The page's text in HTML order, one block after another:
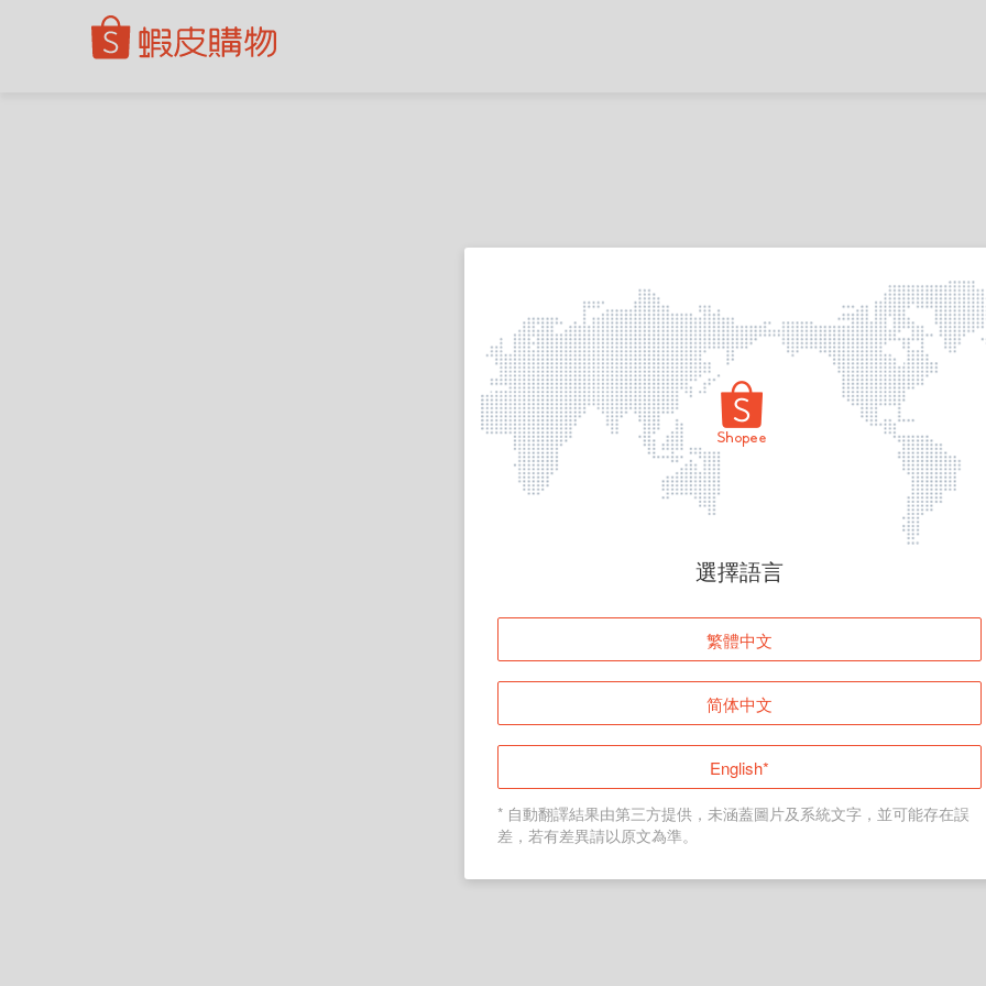
頁面無法顯示
登入
返回首頁
選擇語言
繁體中文
简体中文
English*
* 自動翻譯結果由第三方提供，未涵蓋圖片及系統文字，並可能存在誤
差，若有差異請以原文為準。